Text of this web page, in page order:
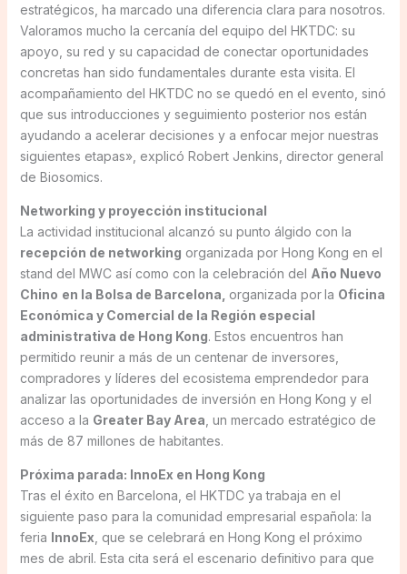
estratégicos, ha marcado una diferencia clara para nosotros.
Valoramos mucho la cercanía del equipo del HKTDC: su
apoyo, su red y su capacidad de conectar oportunidades
concretas han sido fundamentales durante esta visita. El
acompañamiento del HKTDC no se quedó en el evento, sinó
que sus introducciones y seguimiento posterior nos están
ayudando a acelerar decisiones y a enfocar mejor nuestras
siguientes etapas», explicó Robert Jenkins, director general
de Biosomics.
Networking y proyección institucional
La actividad institucional alcanzó su punto álgido con la
recepción de networking organizada por Hong Kong en el
stand del MWC así como con la celebración del Año Nuevo
Chino en la Bolsa de Barcelona, organizada por la Oficina
Económica y Comercial de la Región especial
administrativa de Hong Kong. Estos encuentros han
permitido reunir a más de un centenar de inversores,
compradores y líderes del ecosistema emprendedor para
analizar las oportunidades de inversión en Hong Kong y el
acceso a la Greater Bay Area , un mercado estratégico de
más de 87 millones de habitantes.
Próxima parada: InnoEx en Hong Kong
Tras el éxito en Barcelona, el HKTDC ya trabaja en el
siguiente paso para la comunidad empresarial española: la
feria InnoEx , que se celebrará en Hong Kong el próximo
mes de abril. Esta cita será el escenario definitivo para que